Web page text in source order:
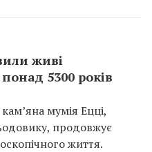
живі
5300 років
мумія Ецці,
продовжує
життя.